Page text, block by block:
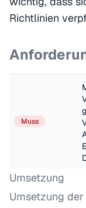
Richtlinien
Muss
Umsetzung
Umsetzung